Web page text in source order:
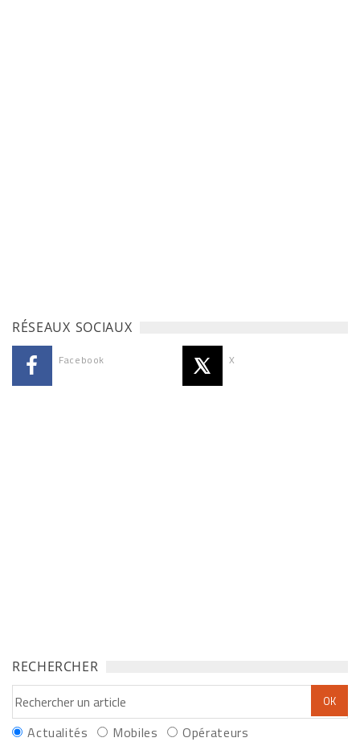
RÉSEAUX SOCIAUX
Facebook X
RECHERCHER
Actualités Mobiles Opérateurs